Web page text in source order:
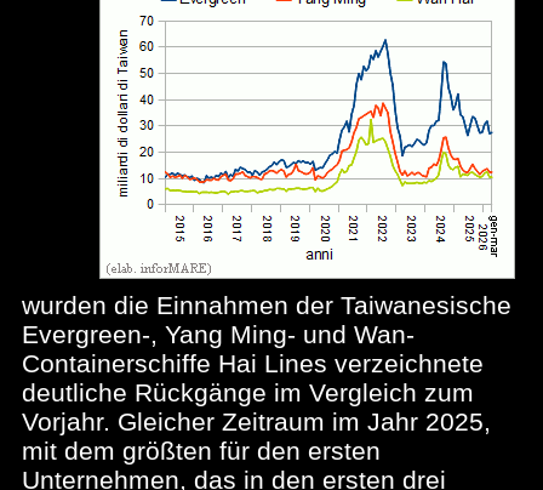
wurden die Einnahmen der Taiwanesische
Evergreen-, Yang Ming- und Wan-
Containerschiffe Hai Lines verzeichnete
deutliche Rückgänge im Vergleich zum
Vorjahr. Gleicher Zeitraum im Jahr 2025,
mit dem größten für den ersten
Unternehmen, das in den ersten drei